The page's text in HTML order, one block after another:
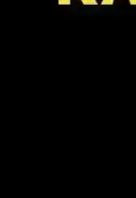
yenileme hızı ve HDR500
Göre Doğru Monitör
göre belirlenir. Güncel
donanım çözümleri, güncel ve
bir faktördür. Sistem ayarları,